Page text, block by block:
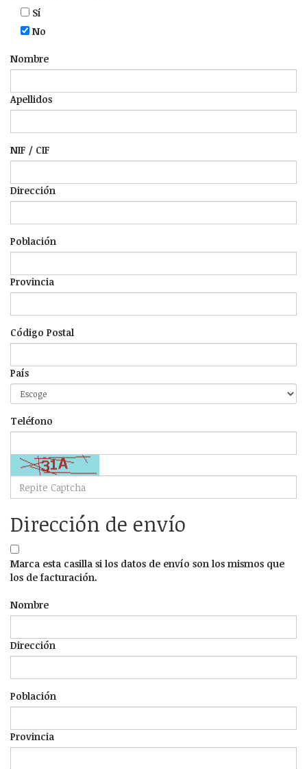
Sí
No
Nombre
Apellidos
NIF / CIF
Dirección
Población
Provincia
Código Postal
País
Teléfono
Dirección de envío
Marca esta casilla si los datos de envío son los mismos que
los de facturación.
Nombre
Dirección
Población
Provincia